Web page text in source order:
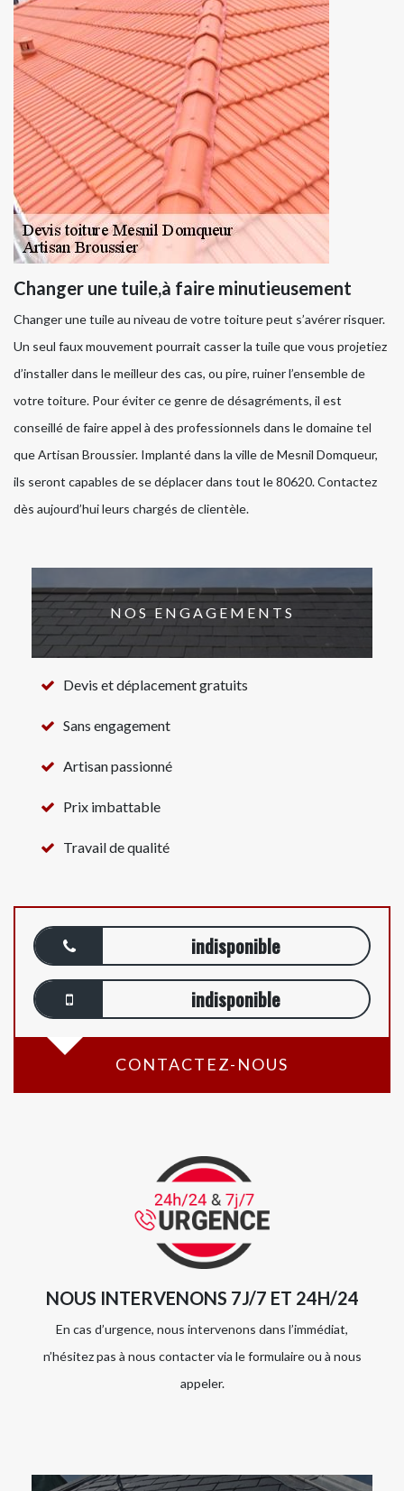
Changer une tuile,à faire minutieusement
Changer une tuile au niveau de votre toiture peut s’avérer risquer.
Un seul faux mouvement pourrait casser la tuile que vous projetiez
d’installer dans le meilleur des cas, ou pire, ruiner l’ensemble de
votre toiture. Pour éviter ce genre de désagréments, il est
conseillé de faire appel à des professionnels dans le domaine tel
que Artisan Broussier. Implanté dans la ville de Mesnil Domqueur,
ils seront capables de se déplacer dans tout le 80620. Contactez
dès aujourd’hui leurs chargés de clientèle.
NOS ENGAGEMENTS
Devis et déplacement gratuits
Sans engagement
Artisan passionné
Prix imbattable
Travail de qualité
indisponible
indisponible
CONTACTEZ-NOUS
NOUS INTERVENONS 7J/7 ET 24H/24
En cas d’urgence, nous intervenons dans l’immédiat,
n’hésitez pas à nous contacter via le formulaire ou à nous
appeler.